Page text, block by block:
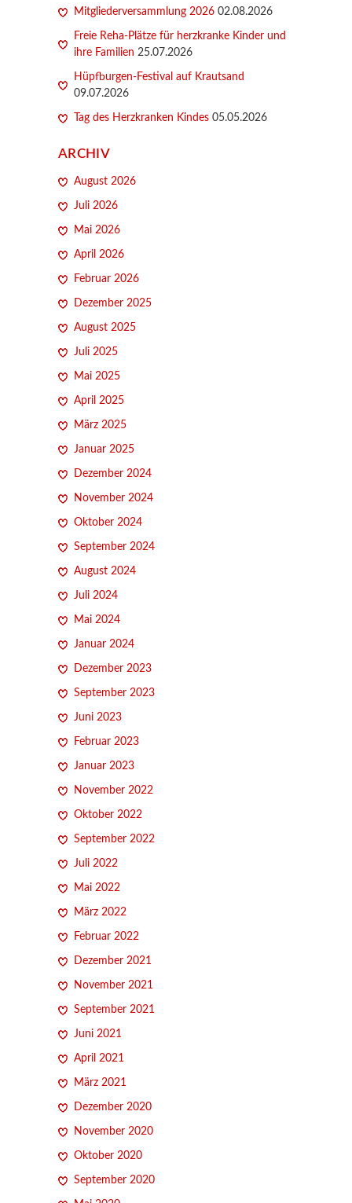
Mitgliederversammlung 2026 02.08.2026
Freie Reha-Plätze für herzkranke Kinder und
ihre Familien 25.07.2026
Hüpfburgen-Festival auf Krautsand
09.07.2026
Tag des Herzkranken Kindes 05.05.2026
ARCHIV
August 2026
Juli 2026
Mai 2026
April 2026
Februar 2026
Dezember 2025
August 2025
Juli 2025
Mai 2025
April 2025
März 2025
Januar 2025
Dezember 2024
November 2024
Oktober 2024
September 2024
August 2024
Juli 2024
Mai 2024
Januar 2024
Dezember 2023
September 2023
Juni 2023
Februar 2023
Januar 2023
November 2022
Oktober 2022
September 2022
Juli 2022
Mai 2022
März 2022
Februar 2022
Dezember 2021
November 2021
September 2021
Juni 2021
April 2021
März 2021
Dezember 2020
November 2020
Oktober 2020
September 2020